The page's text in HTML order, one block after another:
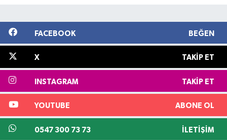
FACEBOOK BEĞEN
X TAKIP ET
INSTAGRAM TAKIP ET
YOUTUBE ABONE OL
0547 300 73 73 İLETIŞIM